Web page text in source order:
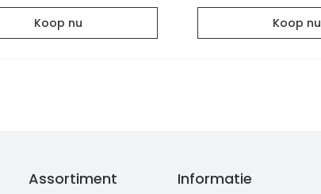
Koop nu Koop nu
Assortiment Informatie